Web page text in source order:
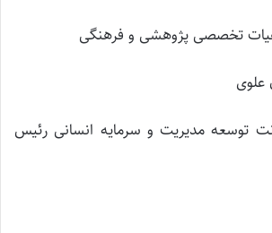
هیات تخصصی پژوهشی و فرهنگی
علوی
توسعه مدیریت و سرمایه انسانی رئیس